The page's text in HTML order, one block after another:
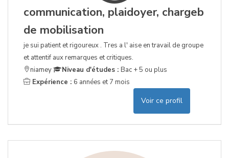
communication, plaidoyer, chargeb
de mobilisation
je sui patient et rigoureux . Tres a l' aise en travail de groupe
et attentif aux remarques et critiques.
niamey
Niveau d'études : Bac + 5 ou plus
Expérience : 6 années et 7 mois
Voir ce profil